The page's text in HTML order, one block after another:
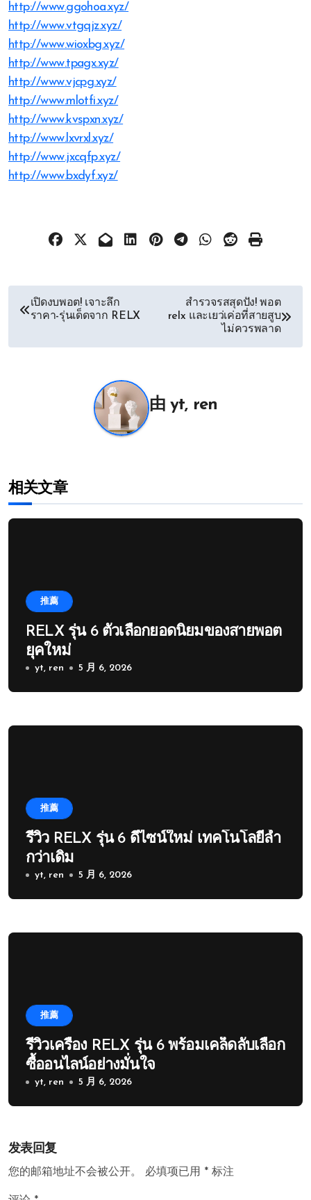
http://www.ggohoa.xyz/
http://www.vtgqjz.xyz/
http://www.wioxbg.xyz/
http://www.tpagx.xyz/
http://www.vjcpg.xyz/
http://www.mlotfi.xyz/
http://www.kvspxn.xyz/
http://www.lxvrxl.xyz/
http://www.jxcqfp.xyz/
http://www.bxdyf.xyz/
文เปิดงบพอต! เจาะลึก
ราคา-รุ่นเด็ดจาก RELX
สำรวจรสสุดปัง! พอต
relx และเยว่เค่อที่สายสูบ
ไม่ควรพลาด
由yt, ren
相关文章
推薦
RELX รุ่น 6 ตัวเลือกยอดนิยมของสายพอต
ยุคใหม่
yt, ren 5 月 6, 2026
推薦
รีวิว RELX รุ่น 6 ดีไซน์ใหม่ เทคโนโลยีล้ำ
กว่าเดิม
yt, ren 5 月 6, 2026
推薦
รีวิวเครื่อง RELX รุ่น 6 พร้อมเคล็ดลับเลือก
ซื้ออนไลน์อย่างมั่นใจ
yt, ren 5 月 6, 2026
发表回复
您的邮箱地址不会被公开。 必填项已用 * 标注